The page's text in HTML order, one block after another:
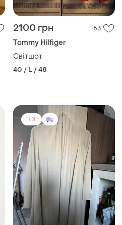
2100 грн 53
Tommy Hilfiger
Світшот
40 / L / 48
TOP